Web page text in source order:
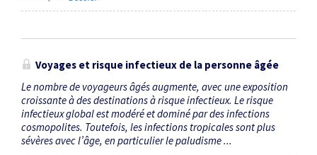
Voyages et risque infectieux de la personne âgée
Le nombre de voyageurs âgés augmente, avec une exposition
croissante à des destinations à risque infectieux. Le risque
infectieux global est modéré et dominé par des infections
cosmopolites. Toutefois, les infections tropicales sont plus
sévères avec l’âge, en particulier le paludisme ...